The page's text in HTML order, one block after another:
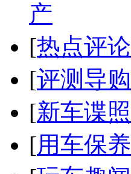
产
[热点评论
[评测导购
[新车谍照
[用车保养